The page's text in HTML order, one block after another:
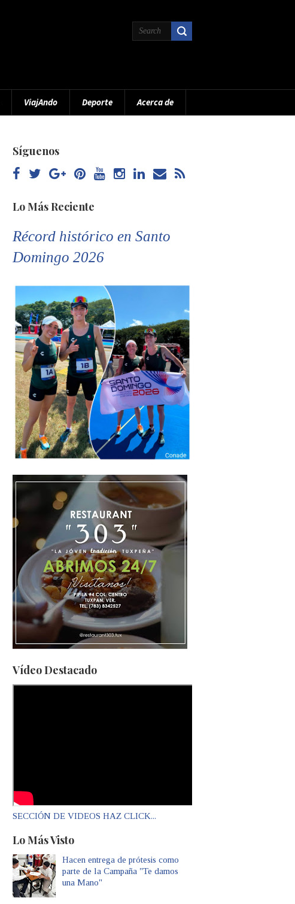
ViajAndo Deporte Acerca de
Síguenos
Lo Más Reciente
Récord histórico en Santo
Domingo 2026
Vídeo Destacado
SECCIÓN DE VIDEOS HAZ CLICK...
Lo Más Visto
Hacen entrega de prótesis como
parte de la Campaña "Te damos
una Mano"